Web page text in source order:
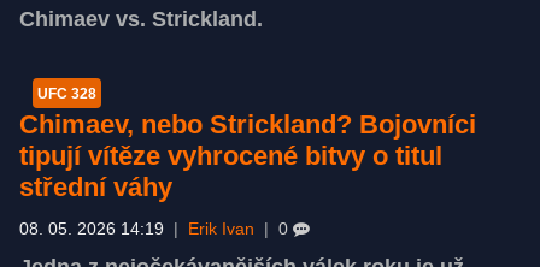
Chimaev vs. Strickland.
UFC 328
Chimaev, nebo Strickland? Bojovníci
tipují vítěze vyhrocené bitvy o titul
střední váhy
08. 05. 2026 14:19 | Erik Ivan | 0